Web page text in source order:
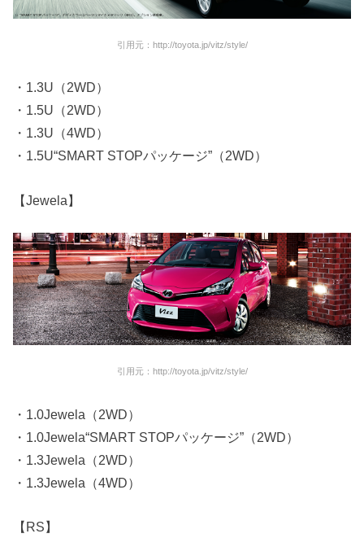
引用元：http://toyota.jp/vitz/style/
・1.3U（2WD）
・1.5U（2WD）
・1.3U（4WD）
・1.5U“SMART STOPパッケージ”（2WD）
【Jewela】
引用元：http://toyota.jp/vitz/style/
・1.0Jewela（2WD）
・1.0Jewela“SMART STOPパッケージ”（2WD）
・1.3Jewela（2WD）
・1.3Jewela（4WD）
【RS】